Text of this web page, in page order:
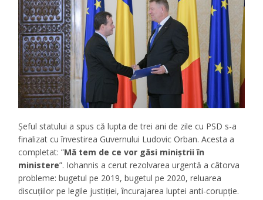
Şeful statului a spus că lupta de trei ani de zile cu PSD s-a
finalizat cu învestirea Guvernului Ludovic Orban. Acesta a
completat: ”Mă tem de ce vor găsi miniştrii în
ministere”. Iohannis a cerut rezolvarea urgentă a câtorva
probleme: bugetul pe 2019, bugetul pe 2020, reluarea
discuţiilor pe legile justiţiei, încurajarea luptei anti-corupție.